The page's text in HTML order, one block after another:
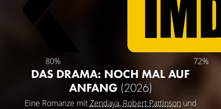
80% 72%
DAS DRAMA: NOCH MAL AUF
ANFANG (2026)
Eine Romanze mitZendaya, Robert Pattinsonund